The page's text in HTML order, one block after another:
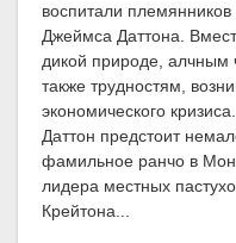
воспитали
Джеймса Даттона.
дикой природе, алчным
также трудностям,
экономического
Даттон предстоит
фамильное ранчо в
лидера местных
Крейтона...